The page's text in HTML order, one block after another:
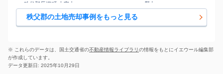
秩父郡長瀞町 大字中
200 万円
野上
640㎡
秩父郡長瀞町 大字中
野上
60 万円
15
135㎡
野上
徒歩2 分
秩父郡長瀞町 大字本
野上
秩父郡の土地売却事例をもっと見る
※ これらのデータは、国土交通省の不動産情報ライブラリの情報をもとにイエウール編集部
が作成しています。
データ更新日: 2025年10月29日